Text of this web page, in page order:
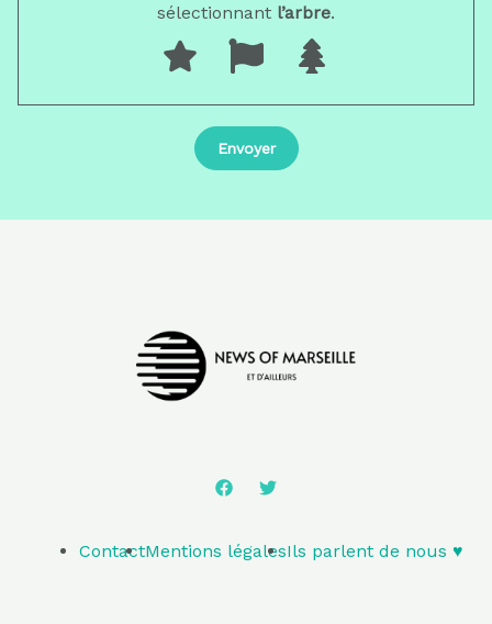
sélectionnant l’arbre.
ContactMentions légalesIls parlent de nous ♥️